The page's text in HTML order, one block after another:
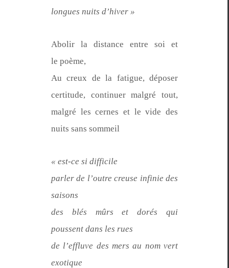
longues nuits d’hiver »
Abolir la dis­tance entre soi et
le poème,
Au creux de la fatigue, dépos­er
cer­ti­tude, con­tin­uer mal­gré tout,
mal­gré les cernes et le vide des
nuits sans sommeil
« est-ce si difficile
par­ler de l’outre creuse infinie des
saisons
des blés mûrs et dorés qui
poussent dans les rues
de l’ef­fluve des mers au nom vert
exotique